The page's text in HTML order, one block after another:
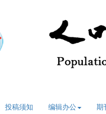
投稿须知 编辑办公 期